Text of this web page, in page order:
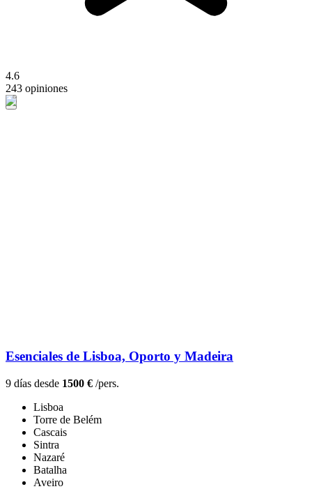
4.6
243 opiniones
Esenciales de Lisboa, Oporto y Madeira
9 días desde 1500 € /pers.
Lisboa
Torre de Belém
Cascais
Sintra
Nazaré
Batalha
Aveiro